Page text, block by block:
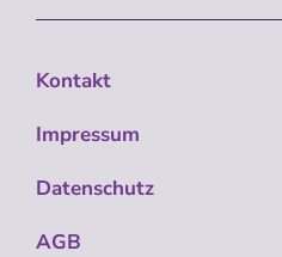
Kontakt
Impressum
Datenschutz
AGB